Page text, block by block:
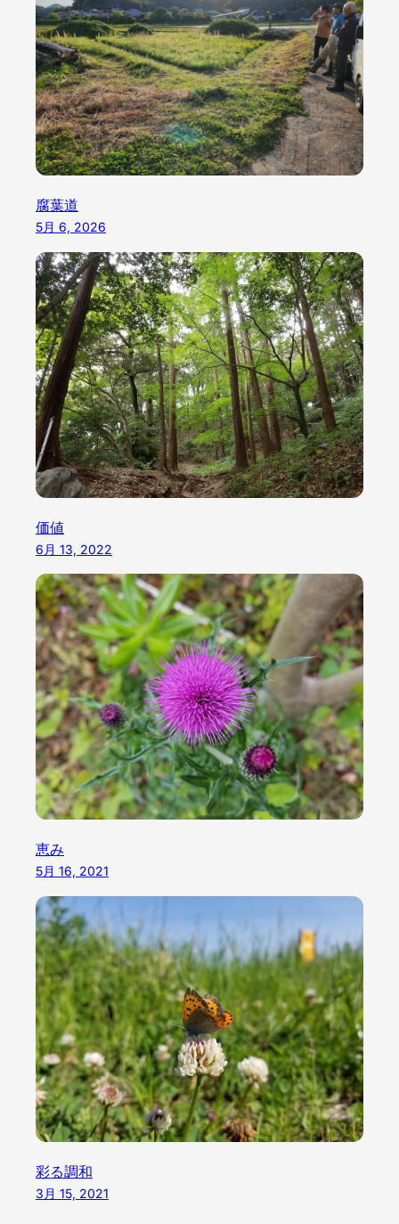
腐葉道
5月 6, 2026
価値
6月 13, 2022
恵み
5月 16, 2021
彩る調和
3月 15, 2021